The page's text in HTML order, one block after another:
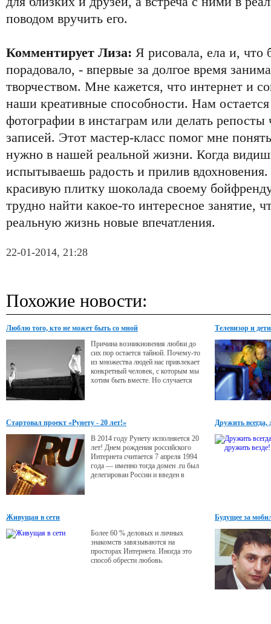
поводом вручить его.
Комментирует Лиза: Я рисовала, ела и, что
порадовало, - впервые за долгое время
творчеством. Мне кажется, что интернет и
наши креативные способности. Нам остается
фотографии в инстаграм или делать
записей. Этот мастер-класс помог мне
нужно в нашей реальной жизни. Когда видишь
испытываешь радость и прилив
красивую плитку шоколада своему
трудно найти какое-то интересное занятие,
реальную жизнь новые впечатления.
22-01-2014, 21:28
Похожие новости:
Люблю того, кто не может быть со мной
Причина возникновения любви до
сих пор остается тайной. Почему-то
из множества людей нас привлекает
конкретный человек, с которым мы
хотим быть вместе. Но случается
несоответствие идеального и
реального бывает причиной
разочарования в любви и
несостоявшихся отношений, о чем
Телевизор и дети
Стартовал проект «Рунету - 20 лет!»
В 2014 году Рунету исполняется 20
лет! Днем рождения российского
Интернета считается 7 апреля 1994
года — именно тогда домен .ru был
делегирован России и введен в
но и для организации грандиозных
праздничных торжеств.
Дружить всегда,
Живущая в сети
Более 60 % деловых и личных
знакомств завязываются на
просторах Интернета. Иногда это
способ обрести любовь.
Будущее за